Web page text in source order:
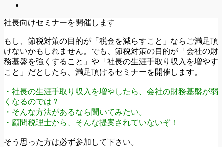
社長向けセミナーを開催します
もし、節税対策の目的が「税金を減らすこと」ならご満足頂
けないかもしれません。でも、節税対策の目的が「会社の財
務基盤を強くすること」や「社長の生涯手取り収入を増やす
こと」だとしたら、満足頂けるセミナーを開催します。
・社長の生涯手取り収入を増やしたら、会社の財務基盤が弱
くなるのでは？
・そんな方法があるなら聞いてみたい。
・顧問税理士から、そんな提案されていないぞ！
そう思った方は必ず参加して下さい。